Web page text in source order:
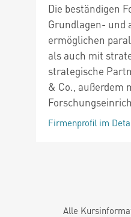
Die beständigen
Grundlagen- und
ermöglichen
als auch mit
strategische
& Co., außerdem
Firmenprofil im
Alle